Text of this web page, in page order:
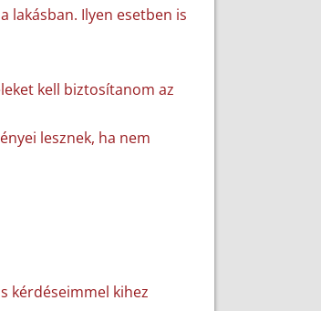
lakásban. Ilyen esetben is
kell biztosítanom az
lesznek, ha nem
kérdéseimmel kihez